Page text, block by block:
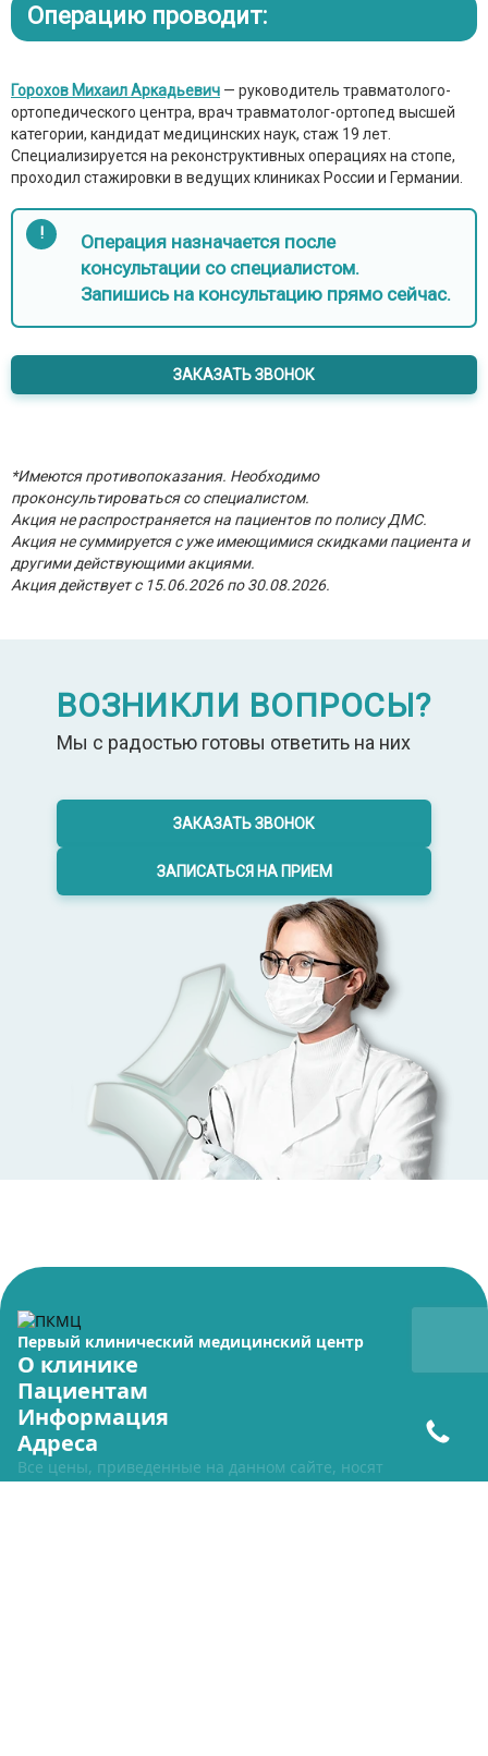
Операцию проводит:
Горохов Михаил Аркадьевич — руководитель травматолого-
ортопедического центра, врач травматолог-ортопед высшей
категории, кандидат медицинских наук, стаж 19 лет.
Специализируется на реконструктивных операциях на стопе,
проходил стажировки в ведущих клиниках России и Германии.
!
Операция назначается после
консультации со специалистом.
Запишись на консультацию прямо сейчас.
ЗАКАЗАТЬ ЗВОНОК
*Имеются противопоказания. Необходимо
проконсультироваться со специалистом.
Акция не распространяется на пациентов по полису ДМС.
Акция не суммируется с уже имеющимися скидками пациента и
другими действующими акциями.
Акция действует с 15.06.2026 по 30.08.2026.
ВОЗНИКЛИ ВОПРОСЫ?
Мы с радостью готовы ответить на них
ЗАКАЗАТЬ ЗВОНОК
ЗАПИСАТЬСЯ НА ПРИЕМ
Первый клинический медицинский центр
О клинике
Пациентам
Информация
Адреса
Все цены, приведенные на данном сайте, носят
исключительно информационный характер и ни при каких